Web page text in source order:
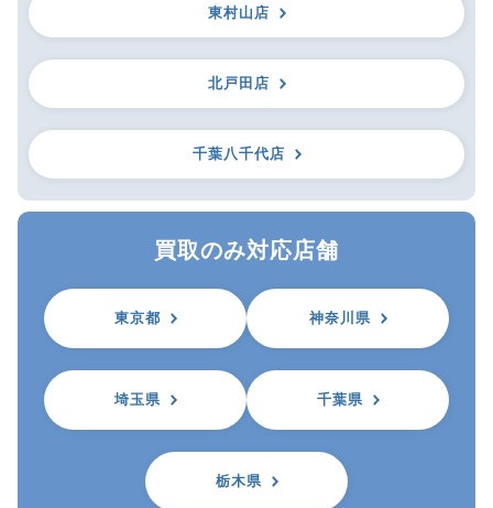
東村山店
北戸田店
千葉八千代店
買取のみ対応店舗
東京都 神奈川県
埼玉県 千葉県
栃木県